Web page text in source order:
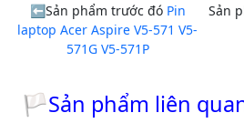
Sản phẩm trước đó Pin
laptop Acer Aspire V5-571 V5-
571G V5-571P
Sản
🏳Sản phẩm liên